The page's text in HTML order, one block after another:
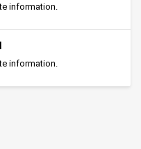
information.
information.